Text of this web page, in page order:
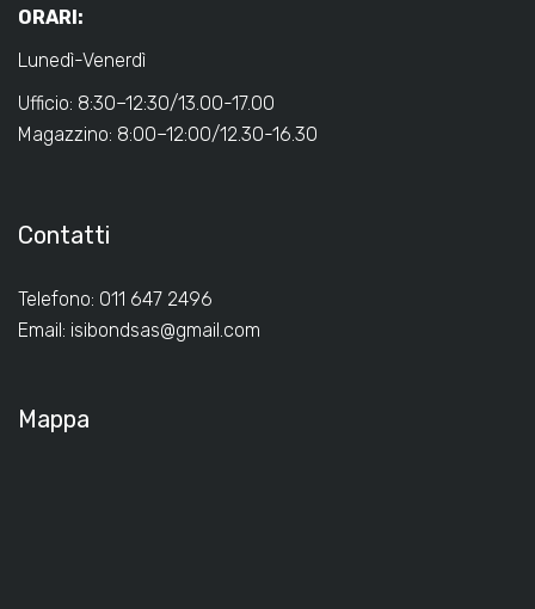
ORARI:
Lunedì-Venerdì
Ufficio: 8:30–12:30/13.00-17.00
Magazzino: 8:00–12:00/12.30-16.30
Contatti
Telefono: 011 647 2496
Email: isibondsas@gmail.com
Mappa